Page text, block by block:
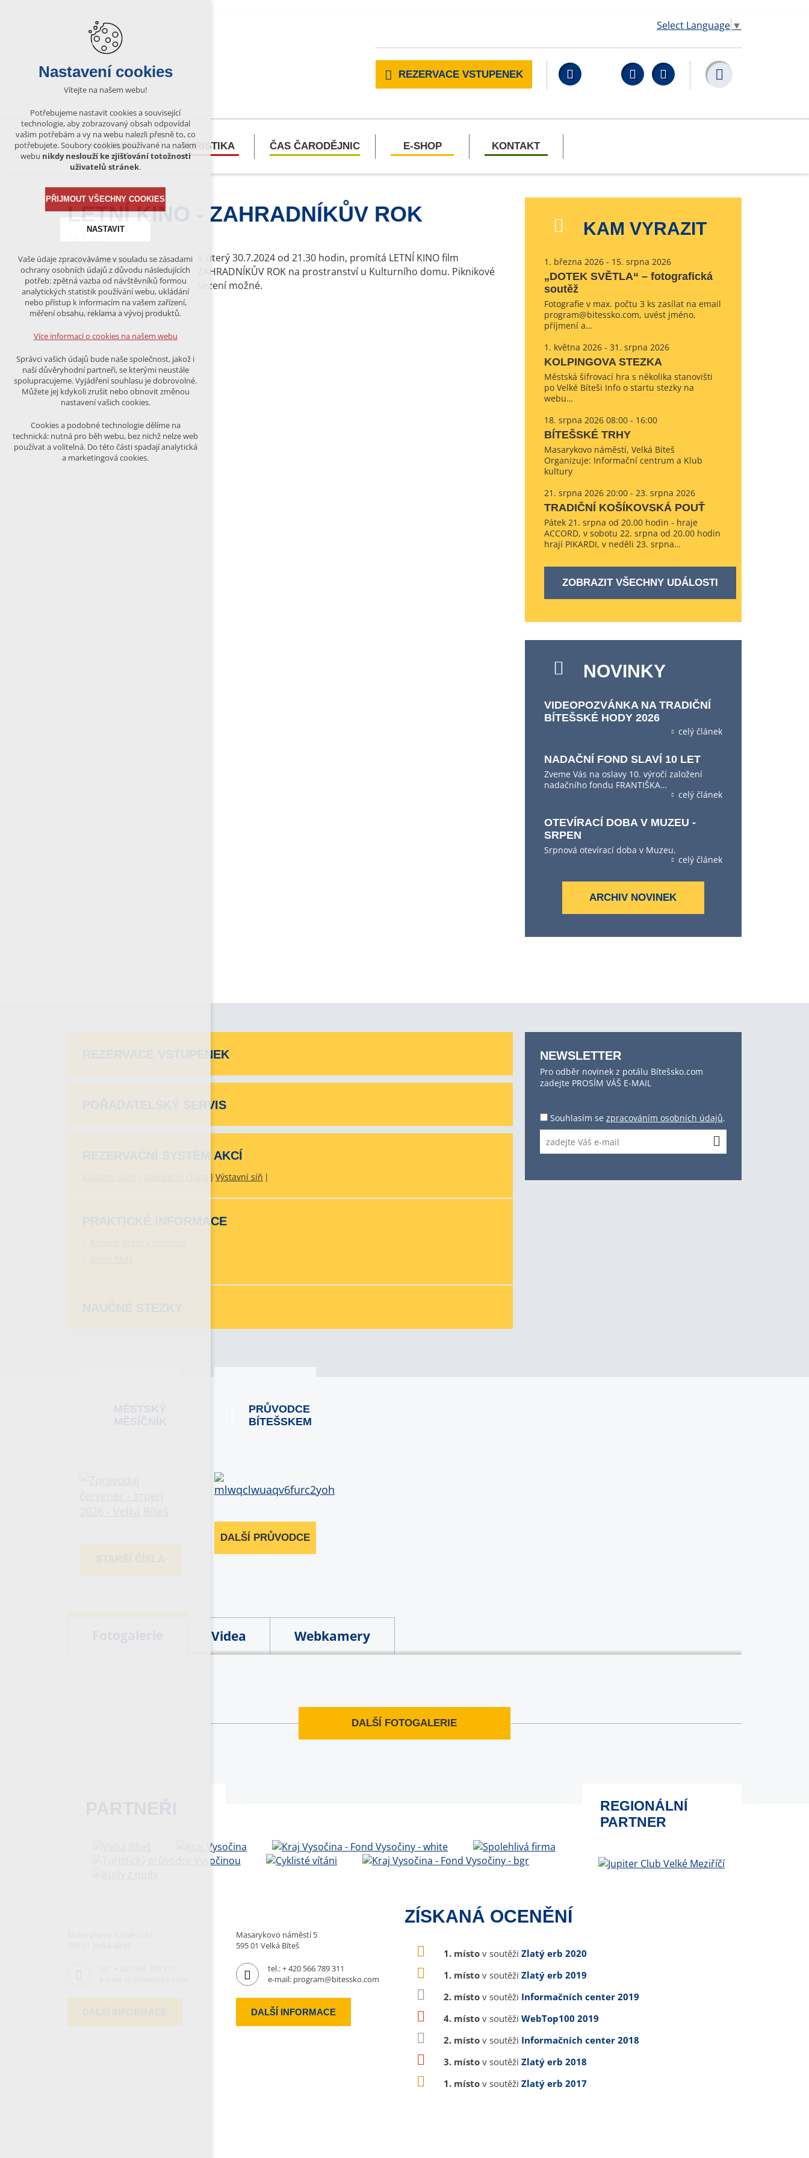
Select Language ▼
REZERVACE VSTUPENEK Facebook YouTubeWikipedia
KULTURA TURISTIKA ČAS ČARODĚJNIC E-SHOP KONTAKT
LETNÍ KINO - ZAHRADNÍKŮV ROK
V úterý 30.7.2024 od 21.30 hodin, promítá LETNÍ KINO film
ZAHRADNÍKŮV ROK na prostranství u Kulturního domu. Piknikové
sezení možné.
KAM VYRAZIT
1. března 2026 - 15. srpna 2026
„DOTEK SVĚTLA“ – fotografická
soutěž
Fotografie v max. počtu 3 ks zasílat na email
program@bitessko.com, uvést jméno,
příjmení a…
1. května 2026 - 31. srpna 2026
KOLPINGOVA STEZKA
Městská šifrovací hra s několika stanovišti
po Velké Bíteši Info o startu stezky na
webu…
18. srpna 2026 08:00 - 16:00
BÍTEŠSKÉ TRHY
Masarykovo náměstí, Velká Bíteš
Organizuje: Informační centrum a Klub
kultury
21. srpna 2026 20:00 - 23. srpna 2026
TRADIČNÍ KOŠÍKOVSKÁ POUŤ
Pátek 21. srpna od 20.00 hodin - hraje
ACCORD, v sobotu 22. srpna od 20.00 hodin
hrají PIKARDI, v neděli 23. srpna…
ZOBRAZIT VŠECHNY UDÁLOSTI
NOVINKY
VIDEOPOZVÁNKA NA TRADIČNÍ
BÍTEŠSKÉ HODY 2026
celý článek
NADAČNÍ FOND SLAVÍ 10 LET
Zveme Vás na oslavy 10. výročí založení
nadačního fondu FRANTIŠKA…
celý článek
OTEVÍRACÍ DOBA V MUZEU -
SRPEN
Srpnová otevírací doba v Muzeu.
celý článek
ARCHIV NOVINEK
REZERVACE VSTUPENEK
POŘADATELSKÝ SERVIS
REZERVAČNÍ SYSTÉM AKCÍ
Výstavní síň
PRAKTICKÉ INFORMACE
NEWSLETTER
Pro odběr novinek z potálu Bítešsko.com
zadejte PROSÍM VÁŠ E-MAIL
Souhlasím se zpracováním osobních údajů.
PRŮVODCE
BÍTEŠSKEM
DALŠÍ PRŮVODCE
Videa Webkamery
DALŠÍ FOTOGALERIE
REGIONÁLNÍ
PARTNER
Masarykovo náměstí 5
595 01 Velká Bíteš
tel.:+ 420 566 789 311
e-mail: program@bitessko.com
DALŠÍ INFORMACE
ZÍSKANÁ OCENĚNÍ
1. místo v soutěži Zlatý erb 2020
1. místo v soutěži Zlatý erb 2019
2. místo v soutěži Informačních center 2019
4. místo v soutěži WebTop100 2019
2. místo v soutěži Informačních center 2018
3. místo v soutěži Zlatý erb 2018
1. místo v soutěži Zlatý erb 2017
Nastavení cookies
Vítejte na našem webu!
Potřebujeme nastavit cookies a související
technologie, aby zobrazovaný obsah odpovídal
vašim potřebám a vy na webu nalezli přesně to, co
potřebujete. Soubory cookies používané na našem
webu nikdy neslouží ke zjišťování totožnosti
uživatelů stránek.
PŘIJMOUT VŠECHNY COOKIES
NASTAVIT
Technická cookies
nutná pro provozování webu
udržení kontextu stránek (session):
případná přihlášení, volby jazyka, apod.
analytická pro anonymizované
vyhodnocení návštěvnosti
marketingová cookies (Google)
Více informací o cookies na našem webu
ODMÍTNOUT VŠE
Vaše údaje zpracováváme v souladu se zásadami
ochrany osobních údajů z důvodu následujících
potřeb: zpětná vazba od návštěvníků formou
analytických statistik používání webu, ukládání
nebo přístup k informacím na vašem zařízení,
měření obsahu, reklama a vývoj produktů.
Více informací o cookies na našem webu
Správci vašich údajů bude naše společnost, jakož i
naši důvěryhodní partneři, se kterými neustále
spolupracujeme. Vyjádření souhlasu je dobrovolné.
Můžete jej kdykoli zrušit nebo obnovit změnou
nastavení vašich cookies.
Cookies a podobné technologie dělíme na
technická: nutná pro běh webu, bez nichž nelze web
používat a volitelná. Do této části spadají analytická
a marketingová cookies.